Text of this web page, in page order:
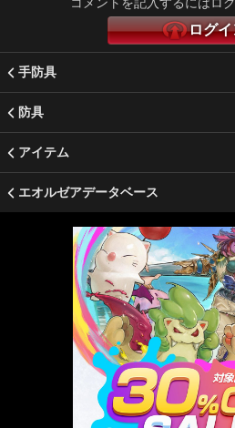
ログイ
手防具
防具
アイテム
エオルゼアデータベース